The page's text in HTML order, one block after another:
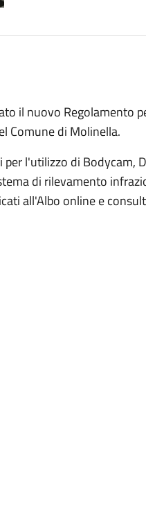
il nuovo Regolamento
Comune di Molinella.
l'utilizzo di Bodycam,
di rilevamento
all'Albo online e